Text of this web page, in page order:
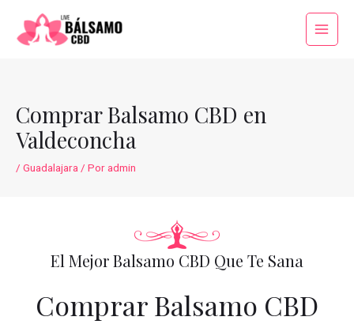
contenido
Main
Comprar Balsamo CBD en
Valdeconcha
/ Guadalajara / Poradmin
El Mejor Balsamo CBD Que Te Sana
Comprar Balsamo CBD